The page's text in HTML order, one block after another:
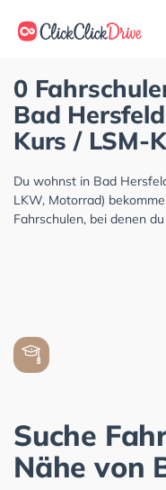
0
Bad
Kurs / LSM-
Du wohnst in Bad
LKW, Motorrad)
Fahrschulen, bei denen
Suche
Nähe von